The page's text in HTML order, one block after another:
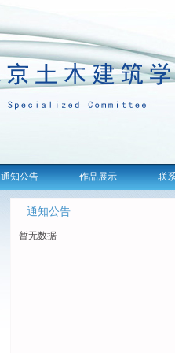
通知公告 作品展示 联
通知公告
暂无数据